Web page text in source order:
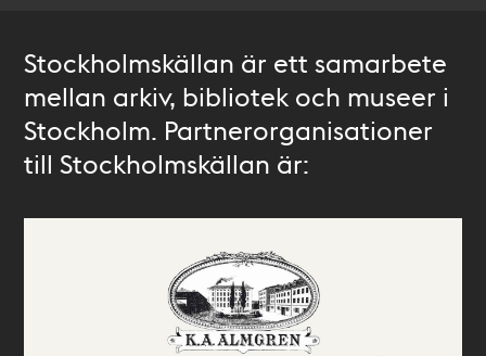
Stockholmskällan är ett samarbete
mellan arkiv, bibliotek och museer i
Stockholm. Partnerorganisationer
till Stockholmskällan är: